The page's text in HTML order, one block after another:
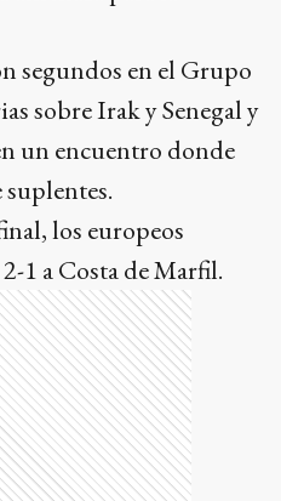
para la
segundos en el Grupo
sobre Irak y Senegal y
un encuentro donde
los europeos
1 a Costa de Marfil.